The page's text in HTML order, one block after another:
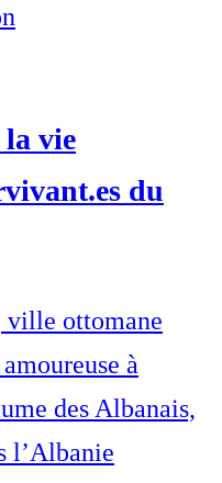
vie
du
ville ottomane
à
des Albanais,
l’Albanie